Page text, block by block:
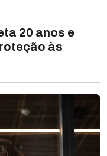
20 anos e
às